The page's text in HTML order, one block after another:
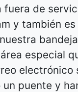
fuera de
y también
especial
puente y